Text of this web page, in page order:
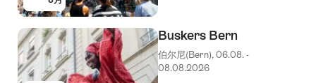
Buskers Bern
伯尔尼(Bern), 06.08. -
08.08.2026